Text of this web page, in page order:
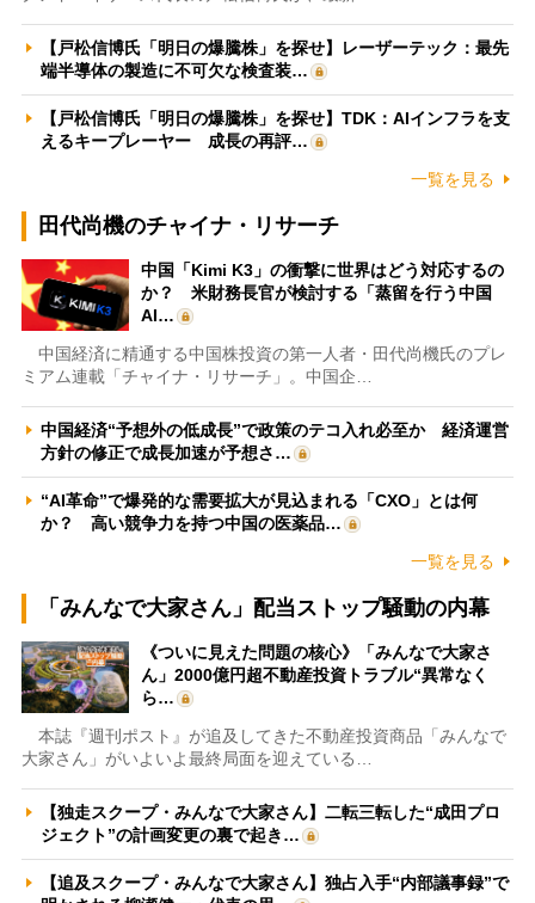
【戸松信博氏「明日の爆騰株」を探せ】レーザーテック：最先
端半導体の製造に不可欠な検査装…
【戸松信博氏「明日の爆騰株」を探せ】TDK：AIインフラを支
えるキープレーヤー 成長の再評…
一覧を見る
田代尚機のチャイナ・リサーチ
中国「Kimi K3」の衝撃に世界はどう対応するの
か？ 米財務長官が検討する「蒸留を行う中国
AI…
中国経済に精通する中国株投資の第一人者・田代尚機氏のプレ
ミアム連載「チャイナ・リサーチ」。中国企…
中国経済“予想外の低成長”で政策のテコ入れ必至か 経済運営
方針の修正で成長加速が予想さ…
“AI革命”で爆発的な需要拡大が見込まれる「CXO」とは何
か？ 高い競争力を持つ中国の医薬品…
一覧を見る
「みんなで大家さん」配当ストップ騒動の内幕
《ついに見えた問題の核心》「みんなで大家さ
ん」2000億円超不動産投資トラブル“異常なく
ら…
本誌『週刊ポスト』が追及してきた不動産投資商品「みんなで
大家さん」がいよいよ最終局面を迎えている…
【独走スクープ・みんなで大家さん】二転三転した“成田プロ
ジェクト”の計画変更の裏で起き…
【追及スクープ・みんなで大家さん】独占入手“内部議事録”で